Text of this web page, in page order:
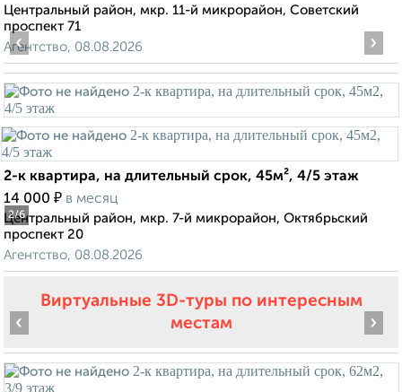
Центральный район, мкр. 11-й микрорайон, Советский
проспект 71
Агентство, 08.08.2026
2/6
‹ ›
2-к квартира, на длительный срок, 45м², 4/5 этаж
14 000 ₽ в месяц
Центральный район, мкр. 7-й микрорайон, Октябрьский
проспект 20
Агентство, 08.08.2026
Виртуальные 3D-туры по интересным
местам
‹ ›